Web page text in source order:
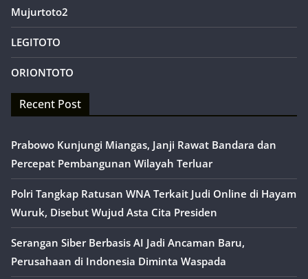
Mujurtoto2
LEGITOTO
ORIONTOTO
Recent Post
Prabowo Kunjungi Miangas, Janji Rawat Bandara dan
Percepat Pembangunan Wilayah Terluar
Polri Tangkap Ratusan WNA Terkait Judi Online di Hayam
Wuruk, Disebut Wujud Asta Cita Presiden
Serangan Siber Berbasis AI Jadi Ancaman Baru,
Perusahaan di Indonesia Diminta Waspada